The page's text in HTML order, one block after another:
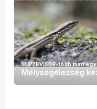
Mélységélesség
SUPERVISOR•több mint